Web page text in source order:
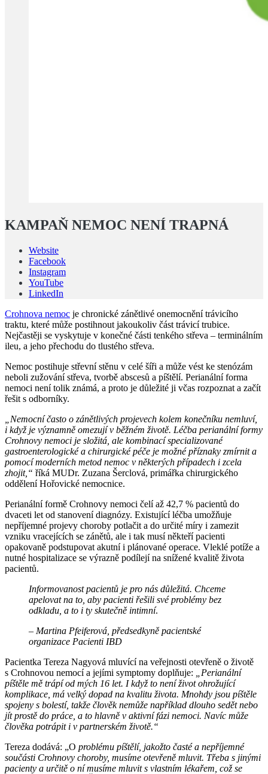
KAMPAŇ NEMOC NENÍ TRAPNÁ
Website
Facebook
Instagram
YouTube
LinkedIn
Crohnova nemoc je chronické zánětlivé onemocnění trávicího
traktu, které může postihnout jakoukoliv část trávicí trubice.
Nejčastěji se vyskytuje v konečné části tenkého střeva – terminálním
ileu, a jeho přechodu do tlustého střeva.
Nemoc postihuje střevní stěnu v celé šíři a může vést ke stenózám
neboli zužování střeva, tvorbě abscesů a píštělí. Perianální forma
nemoci není tolik známá, a proto je důležité ji včas rozpoznat a začít
řešit s odborníky.
„Nemocní často o zánětlivých projevech kolem konečníku nemluví,
i když je významně omezují v běžném životě. Léčba perianální formy
Crohnovy nemoci je složitá, ale kombinací specializované
gastroenterologické a chirurgické péče je možné příznaky zmírnit a
pomocí moderních metod nemoc v některých případech i zcela
zhojit,“ říká MUDr. Zuzana Šerclová, primářka chirurgického
oddělení Hořovické nemocnice.
Perianální formě Crohnovy nemoci čelí až 42,7 % pacientů do
dvaceti let od stanovení diagnózy. Existující léčba umožňuje
nepříjemné projevy choroby potlačit a do určité míry i zamezit
vzniku vracejících se zánětů, ale i tak musí někteří pacienti
opakovaně podstupovat akutní i plánované operace. Vleklé potíže a
nutné hospitalizace se výrazně podílejí na snížené kvalitě života
pacientů.
Informovanost pacientů je pro nás důležitá. Chceme
apelovat na to, aby pacienti řešili své problémy bez
odkladu, a to i ty skutečně intimní.
– Martina Pfeiferová, předsedkyně pacientské
organizace Pacienti IBD
Pacientka Tereza Nagyová mluvící na veřejnosti otevřeně o životě
s Crohnovou nemocí a jejími symptomy doplňuje:
„Perianální
píštěle mě trápí od mých 16 let. I když to není život ohrožující
komplikace, má velký dopad na kvalitu života. Mnohdy jsou píštěle
spojeny s bolestí, takže člověk nemůže například dlouho sedět nebo
jít prostě do práce, a to hlavně v aktivní fázi nemoci. Navíc může
člověka potrápit i v partnerském životě.“
Tereza dodává: „O problému píštělí, jakožto časté a nepříjemné
součásti Crohnovy choroby, musíme otevřeně mluvit. Třeba s jinými
pacienty a určitě o ní musíme mluvit s vlastním lékařem, což se